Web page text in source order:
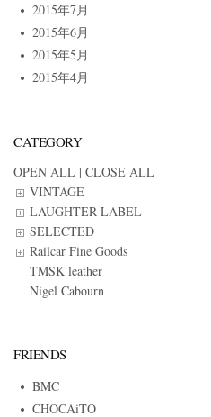
2015年7月
2015年6月
2015年5月
2015年4月
CATEGORY
OPEN ALL | CLOSE ALL
VINTAGE
LAUGHTER LABEL
SELECTED
Railcar Fine Goods
TMSK leather
Nigel Cabourn
FRIENDS
BMC
CHOCAiTO